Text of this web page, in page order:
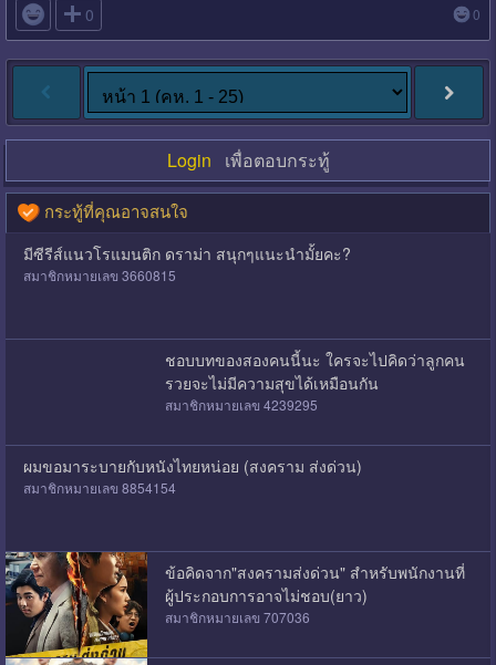
 0 0
Login เพื่อตอบกระทู้
กระทู้ที่คุณอาจสนใจ
มีซีรีส์แนวโรแมนติก ดราม่า สนุกๆแนะนำมั้ยคะ?
สมาชิกหมายเลข 3660815
ชอบบทของสองคนนี้นะ ใครจะไปคิดว่าลูกคน
รวยจะไม่มีความสุขได้เหมือนกัน
สมาชิกหมายเลข 4239295
ผมขอมาระบายกับหนังไทยหน่อย (สงคราม ส่งด่วน)
สมาชิกหมายเลข 8854154
ข้อคิดจาก"สงครามส่งด่วน" สำหรับพนักงานที่
ผู้ประกอบการอาจไม่ชอบ(ยาว)
สมาชิกหมายเลข 707036